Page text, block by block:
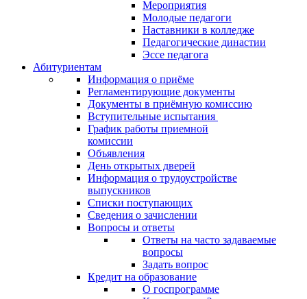
Мероприятия
Молодые педагоги
Наставники в колледже
Педагогические династии
Эссе педагога
Абитуриентам
Информация о приёме
Регламентирующие документы
Документы в приёмную комиссию
Вступительные испытания
График работы приемной
комиссии
Объявления
День открытых дверей
Информация о трудоустройстве
выпускников
Списки поступающих
Сведения о зачислении
Вопросы и ответы
Ответы на часто задаваемые
вопросы
Задать вопрос
Кредит на образование
О госпрограмме